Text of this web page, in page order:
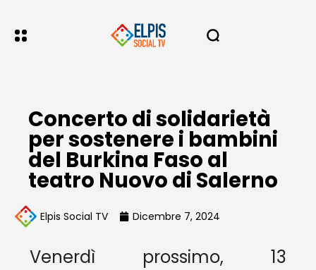
Concerto di solidarietà
per sostenere i bambini
del Burkina Faso al
teatro Nuovo di Salerno
Elpis Social TV Dicembre 7, 2024
Venerdì prossimo, 13